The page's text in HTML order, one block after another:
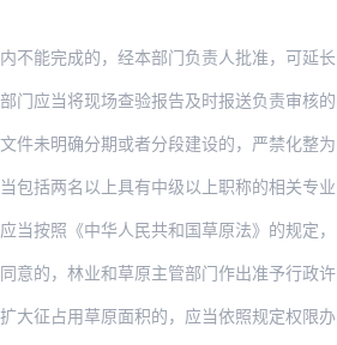
人批准，可延长十个工作日，并告知申请人延长的理由…
验报告及时报送负责审核的林业和草原主管部门。
明确分期或者分段建设的，严禁化整为零。
职称的相关专业技术人员。被申请征收、征用或者使用…
法》的规定，向申请人收取草原植被恢复费，经审核…
作出准予行政许可的书面决定。经审批不同意的，作出…
依照规定权限办理征占用审核审批手续。减少征占用草…